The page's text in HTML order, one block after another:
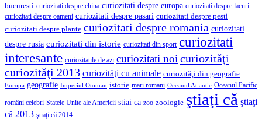
bucuresti curiozitati despre china curiozitati despre europa curiozitati despre lacuri
curiozitati despre oameni curiozitati despre pasari curiozitati despre pesti
curiozitati despre plante curiozitati despre romania curiozitati
despre rusia curiozitati din istorie curiozitati din sport curiozitati
interesante curiozitatile de azi curiozitati noi curiozităţi
curiozităţi 2013 curiozităţi cu animale curiozităţi din geografie
Europa geografie Imperiul Otoman istorie mari romani Oceanul Atlantic Oceanul Pacific
români celebri Statele Unite ale Americii stiai ca zoo zoologie ştiaţi că ştiaţi
că 2013 ştiaţi că 2014